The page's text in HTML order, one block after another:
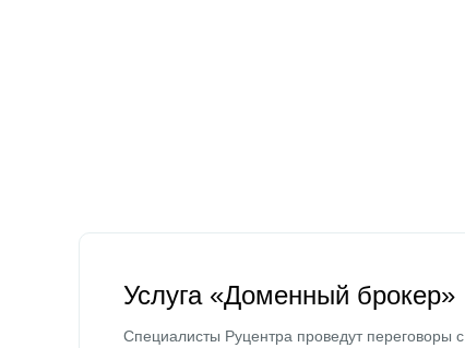
Услуга «Доменный брокер»
Специалисты Руцентра проведут переговоры с